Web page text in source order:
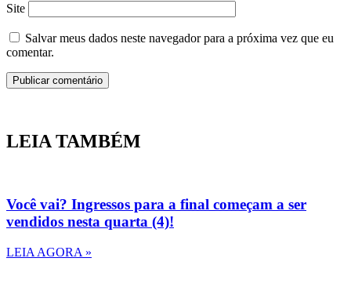
Site
Salvar meus dados neste navegador para a próxima vez que eu
comentar.
LEIA TAMBÉM
Você vai? Ingressos para a final começam a ser
vendidos nesta quarta (4)!
LEIA AGORA »